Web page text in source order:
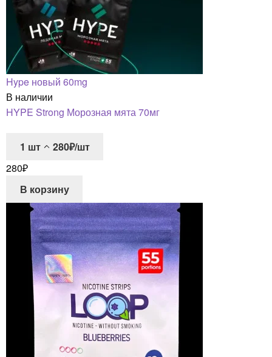
Hype новый 60mg
В наличии
HYPE Strong Морозная мята 70мг
1 шт
280₽/шт
280₽
В корзину